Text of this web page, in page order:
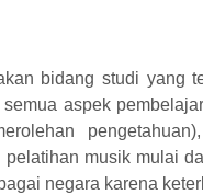
bidang studi yang
aspek
musik mulai
negara karena